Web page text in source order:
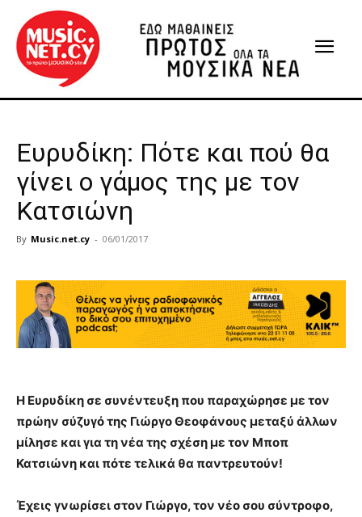
Ευρυδίκη: Πότε και πού θα
γίνει ο γάμος της με τον
Κατσιώνη
By Music.net.cy - 06/01/2017
Η Ευρυδίκη σε συνέντευξη που παραχώρησε με τον
πρώην σύζυγό της Γιώργο Θεοφάνους μεταξύ άλλων
μίλησε και για τη νέα της σχέση με τον Μποπ
Κατσιώνη και πότε τελικά θα παντρευτούν!
Έχεις γνωρίσει στον Γιώργο, τον νέο σου σύντροφο,